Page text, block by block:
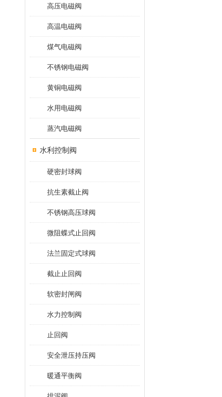
高压电磁阀
高温电磁阀
煤气电磁阀
不锈钢电磁阀
黄铜电磁阀
水用电磁阀
蒸汽电磁阀
水利控制阀
硬密封球阀
抗生素截止阀
不锈钢高压球阀
微阻蝶式止回阀
法兰固定式球阀
截止止回阀
软密封闸阀
水力控制阀
止回阀
安全泄压持压阀
暖通平衡阀